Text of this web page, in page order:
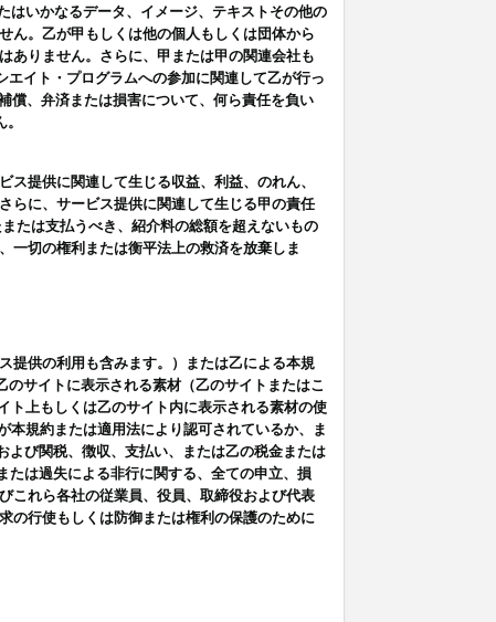
はいかなるデータ、イメージ、テキストその他の
ん。乙が甲もしくは他の個人もしくは団体から
ありません。さらに、甲または甲の関連会社も
イト・プログラムへの参加に関連して乙が行っ
償、弁済または損害について、何ら責任を負い
提供に関連して生じる収益、利益、のれん、
らに、サービス提供に関連して生じる甲の責任
たは支払うべき、紹介料の総額を超えないもの
一切の権利または衡平法上の救済を放棄しま
提供の利用も含みます。）または乙による本規
サイトに表示される素材（乙のサイトまたはこ
ト上もしくは乙のサイト内に表示される素材の使
規約または適用法により認可されているか、ま
び関税、徴収、支払い、または乙の税金または
たは過失による非行に関する、全ての申立、損
これら各社の従業員、役員、取締役および代表
の行使もしくは防御または権利の保護のために